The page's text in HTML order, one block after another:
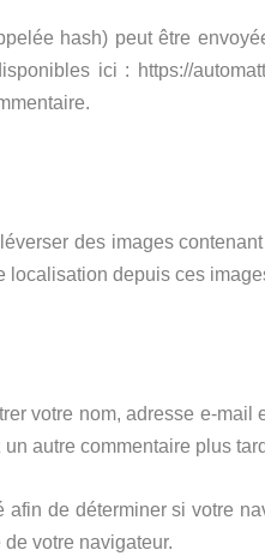
hash) peut être
ici : https://
des images
localisation depuis ces
votre nom, adresse e-mail
autre commentaire plus
de déterminer si votre
votre navigateur.